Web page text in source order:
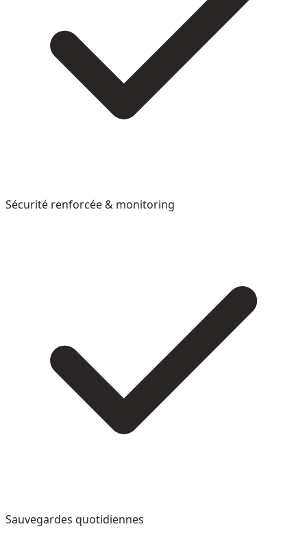
Sécurité renforcée & monitoring
Sauvegardes quotidiennes